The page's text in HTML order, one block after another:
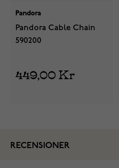
Pandora
Pandora Cable Chain
590200
449,00 Kr
RECENSIONER